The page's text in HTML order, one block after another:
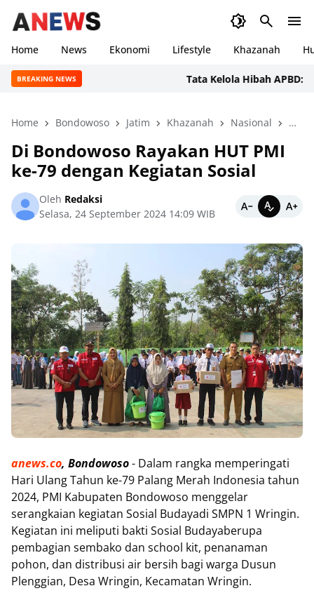
Home News Ekonomi Lifestyle Khazanah
BREAKING NEWS Tata Kelola Hibah APBD:
Home Bondowoso Jatim Khazanah Nasional
Di Bondowoso Rayakan HUT PMI
ke-79 dengan Kegiatan Sosial
Oleh Redaksi
Selasa, 24 September 2024 14:09 WIB
anews.co, Bondowoso- Dalam rangka memperingati
Hari Ulang Tahun ke-79 Palang Merah Indonesia tahun
2024, PMI Kabupaten Bondowoso menggelar
serangkaian kegiatan Sosial Budayadi SMPN 1 Wringin.
Kegiatan ini meliputi bakti Sosial Budayaberupa
pembagian sembako dan school kit, penanaman
pohon, dan distribusi air bersih bagi warga Dusun
Plenggian, Desa Wringin, Kecamatan Wringin.